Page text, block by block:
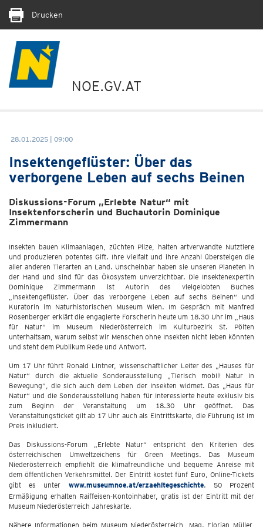
Drucken
NOE.GV.AT
28.01.2025 | 09:00
Insektengeflüster: Über das
verborgene Leben auf sechs Beinen
Diskussions-Forum „Erlebte Natur“ mit
Insektenforscherin und Buchautorin Dominique
Zimmermann
Insekten bauen Klimaanlagen, züchten Pilze, halten artverwandte Nutztiere
und produzieren potentes Gift. Ihre Vielfalt und ihre Anzahl übersteigen die
aller anderen Tierarten an Land. Unscheinbar haben sie unseren Planeten in
der Hand und sind für das Ökosystem unverzichtbar. Die Insektenexpertin
Dominique Zimmermann ist Autorin des vielgelobten Buches
„Insektengeflüster. Über das verborgene Leben auf sechs Beinen“ und
Kuratorin im Naturhistorischen Museum Wien. Im Gespräch mit Manfred
Rosenberger erklärt die engagierte Forscherin heute um 18.30 Uhr im „Haus
für Natur“ im Museum Niederösterreich im Kulturbezirk St. Pölten
unterhaltsam, warum selbst wir Menschen ohne Insekten nicht leben könnten
und steht dem Publikum Rede und Antwort.
Um 17 Uhr führt Ronald Lintner, wissenschaftlicher Leiter des „Hauses für
Natur“ durch die aktuelle Sonderausstellung „Tierisch mobil! Natur in
Bewegung“, die sich auch dem Leben der Insekten widmet. Das „Haus für
Natur“ und die Sonderausstellung haben für Interessierte heute exklusiv bis
zum Beginn der Veranstaltung um 18.30 Uhr geöffnet. Das
Veranstaltungsticket gilt ab 17 Uhr auch als Eintrittskarte, die Führung ist im
Preis inkludiert.
Das Diskussions-Forum „Erlebte Natur“ entspricht den Kriterien des
österreichischen Umweltzeichens für Green Meetings. Das Museum
Niederösterreich empfiehlt die klimafreundliche und bequeme Anreise mit
dem öffentlichen Verkehrsmittel. Der Eintritt kostet fünf Euro, Online-Tickets
gibt es unter www.museumnoe.at/erzaehltegeschichte. 50 Prozent
Ermäßigung erhalten Raiffeisen-Kontoinhaber, gratis ist der Eintritt mit der
Museum Niederösterreich Jahreskarte.
Nähere Informationen beim Museum Niederösterreich, Mag. Florian Müller,